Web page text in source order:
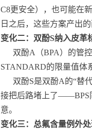
C8更安全），也可能在
日之后，这些方案产出
变化二：双酚S纳入皮革
双酚A（BPA）的管
STANDARD的限量值体
双酚S是双酚A的“替
接把后路堵上了——BPS
意。
变化三：总氟含量例外